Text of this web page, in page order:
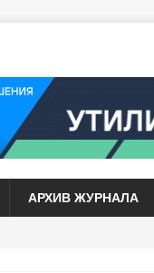
АРХИВ ЖУРНАЛА